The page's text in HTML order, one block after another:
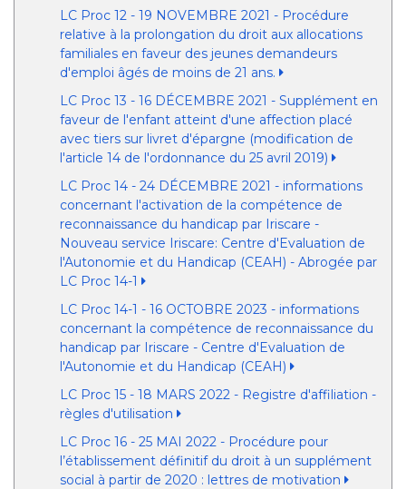
LC Proc 12 - 19 NOVEMBRE 2021 - Procédure
relative à la prolongation du droit aux allocations
familiales en faveur des jeunes demandeurs
d'emploi âgés de moins de 21 ans.
LC Proc 13 - 16 DÉCEMBRE 2021 - Supplément en
faveur de l'enfant atteint d'une affection placé
avec tiers sur livret d'épargne (modification de
l'article 14 de l'ordonnance du 25 avril 2019)
LC Proc 14 - 24 DÉCEMBRE 2021 - informations
concernant l'activation de la compétence de
reconnaissance du handicap par Iriscare -
Nouveau service Iriscare: Centre d'Evaluation de
l'Autonomie et du Handicap (CEAH) - Abrogée par
LC Proc 14-1
LC Proc 14-1 - 16 OCTOBRE 2023 - informations
concernant la compétence de reconnaissance du
handicap par Iriscare - Centre d'Evaluation de
l'Autonomie et du Handicap (CEAH)
LC Proc 15 - 18 MARS 2022 - Registre d'affiliation -
règles d'utilisation
LC Proc 16 - 25 MAI 2022 - Procédure pour
l’établissement définitif du droit à un supplément
social à partir de 2020 : lettres de motivation